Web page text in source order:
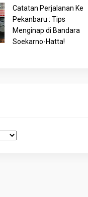
Catatan Perjalanan Ke
Pekanbaru : Tips
Menginap di Bandara
Soekarno-Hatta!